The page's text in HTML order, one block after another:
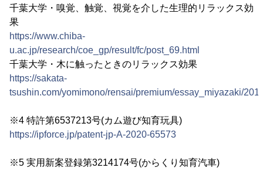
千葉大学・嗅覚、触覚、視覚を介した生理的リラックス効
果
https://www.chiba-
u.ac.jp/research/coe_gp/result/fc/post_69.html
千葉大学・木に触ったときのリラックス効果
https://sakata-
tsushin.com/yomimono/rensai/premium/essay_miyazaki/
※4 特許第6537213号(カム遊び知育玩具)
https://ipforce.jp/patent-jp-A-2020-65573
※5 実用新案登録第3214174号(からくり知育汽車)